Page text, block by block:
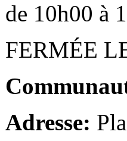
de 10h00 à
FERMÉE
Adresse: